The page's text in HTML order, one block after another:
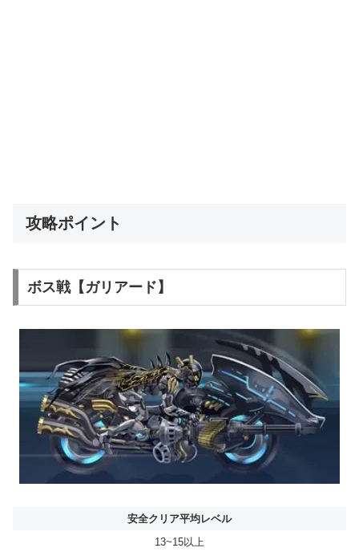
攻略ポイント
ボス戦【ガリアード】
安全クリア平均レベル
13~15以上